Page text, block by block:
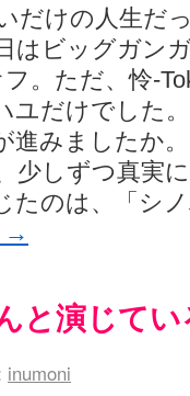
グ - 咲-Saki- / 第143局[応変]
榎のANN第9回
(09:00)
【奮起】 マジかー！ (13:30)
the down of age 5巻 (06:32)
はなく】原村和-のどっち-の
８９に参加します
(11:00)
か？ (15:20)
ハイのルールが鷲巣麻雀だ
了のお知らせ
リア聖地巡礼ツアーレポート
らせ：今までありがとうござ
【松実宥誕記念ＳＳ】
たい誰なのか？
待ち遠しい件
すとーりー) - 咲-saki- / 豊
だけの人生だ
はビッグガン
。ただ、怜-
ユだけでした
進みましたか
少しずつ真実
たのは、「シ
→
と演じて
inumoni